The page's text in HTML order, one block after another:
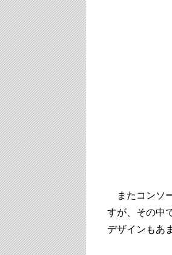
またコンソ
すが、その中
デザインもあ